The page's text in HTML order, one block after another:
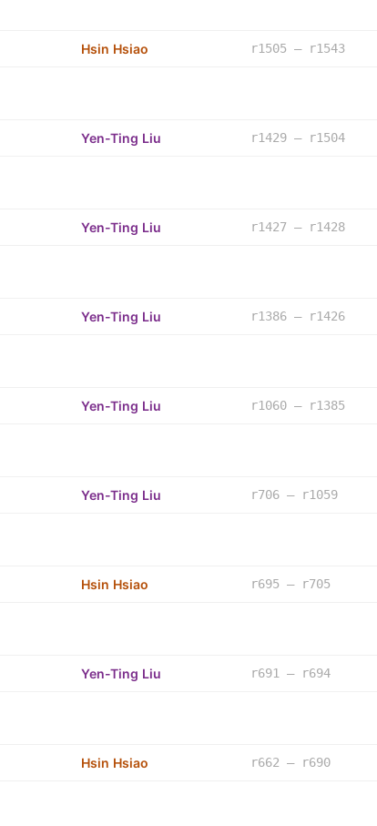
Hsin Hsiao
r1505 – r1543
Yen-Ting Liu
r1429 – r1504
Yen-Ting Liu
r1427 – r1428
Yen-Ting Liu
r1386 – r1426
Yen-Ting Liu
r1060 – r1385
Yen-Ting Liu
r706 – r1059
Hsin Hsiao
r695 – r705
Yen-Ting Liu
r691 – r694
Hsin Hsiao
r662 – r690